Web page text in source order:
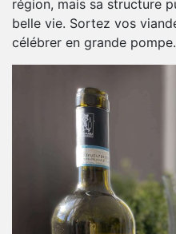
région, mais sa structure
belle vie. Sortez vos
célébrer en grande pompe.